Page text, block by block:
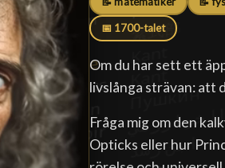
📅 1700-talet
Om du har sett ett
livslånga strävan: att
Fråga mig om den
Opticks eller hur